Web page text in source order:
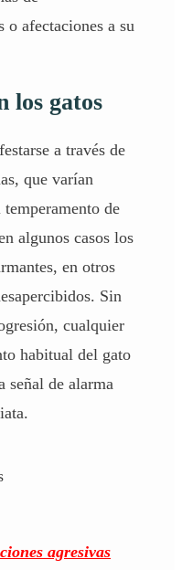
o afectaciones a su
los gatos
a través de
que varían
de
algunos casos los
en otros
Sin
cualquier
habitual del gato
señal de alarma
agresivas